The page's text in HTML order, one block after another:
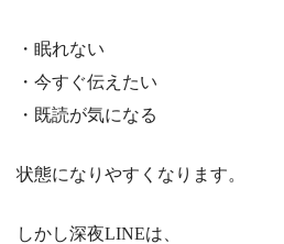
・眠れない
・今すぐ伝えたい
・既読が気になる
状態になりやすくなります。
しかし深夜LINEは、